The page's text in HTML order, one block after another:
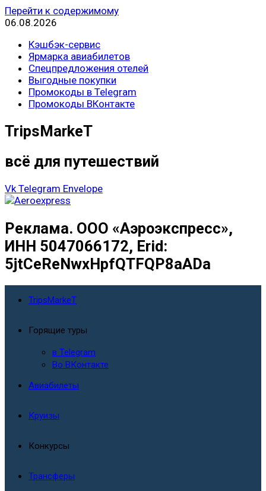
Перейти к содержимому
06.08.2026
Кэшбэк-сервис
Ярмарка авиабилетов
Спецпредложения отелей
Выгодные покупки
Промокоды в Telegram
Промокоды ВКонтакте
TripsMarkeT
всё для путешествий
Vk Telegram Envelope
Реклама. ООО «Аэроэкспресс»,
ИНН 5047066172, Erid:
5jtCeReNwxHpfQTFQP8aADa
TripsMarkeT
Горящие туры
в Telegram
Во ВКонтакте
Авиабилеты
Круизы
Конкурсы
Трансферы